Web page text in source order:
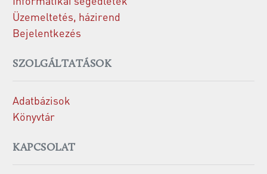
Üzemeltetés, házirend
Bejelentkezés
SZOLGÁLTATÁSOK
Adatbázisok
Könyvtár
KAPCSOLAT